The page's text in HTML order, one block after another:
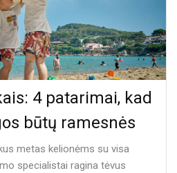
4 patarimai, kad
būtų ramesnės
metas kelionėms su visa
specialistai ragina tėvus